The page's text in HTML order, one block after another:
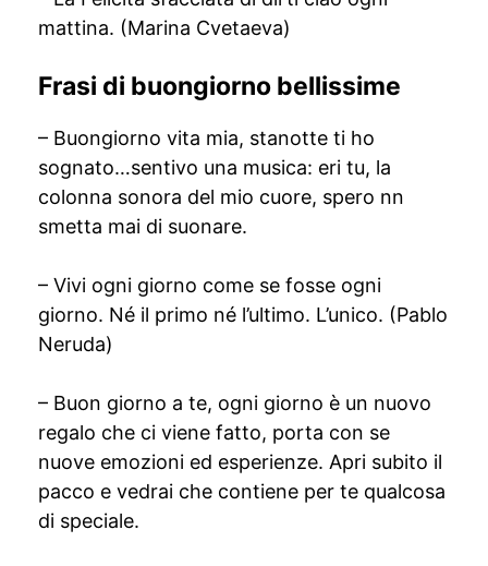
mattina. (Marina Cvetaeva)
Frasi di buongiorno bellissime
– Buongiorno vita mia, stanotte ti ho
sognato…sentivo una musica: eri tu, la
colonna sonora del mio cuore, spero nn
smetta mai di suonare.
– Vivi ogni giorno come se fosse ogni
giorno. Né il primo né l’ultimo. L’unico. (Pablo
Neruda)
– Buon giorno a te, ogni giorno è un nuovo
regalo che ci viene fatto, porta con se
nuove emozioni ed esperienze. Apri subito il
pacco e vedrai che contiene per te qualcosa
di speciale.